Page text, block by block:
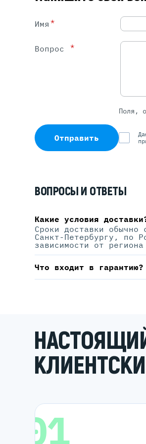
Имя *
Вопрос *
Поля,
Отправить
ВОПРОСЫ И ОТВЕТЫ
Какие условия
Сроки доставки
Санкт-Петербургу, по
зависимости от
Что входит в гарантию?
01